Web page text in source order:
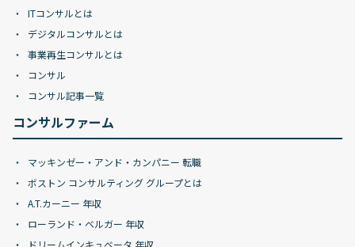
ITコンサルとは
デジタルコンサルとは
事業再生コンサルとは
コンサル
コンサル記事一覧
コンサルファーム
マッキンゼー・アンド・カンパニー 転職
ボストン コンサルティング グループとは
A.T.カーニー 年収
ローランド・ベルガー 年収
ドリームインキュベータ 年収